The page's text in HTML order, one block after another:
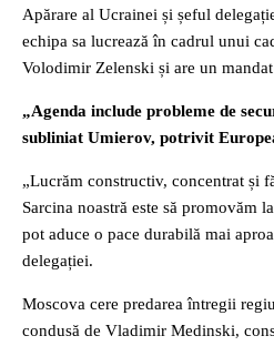
Apărare al Ucrainei și șeful
echipa sa lucrează în cadrul unui
Volodimir Zelenski și are un
„Agenda include probleme de
subliniat Umierov, potrivit
„Lucrăm constructiv, concentrat și
Sarcina noastră este să promovăm
pot aduce o pace durabilă mai
delegației.
Moscova cere predarea întregii
condusă de Vladimir Medinski,